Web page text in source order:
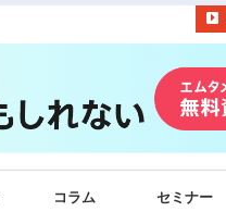
コラム セミナー